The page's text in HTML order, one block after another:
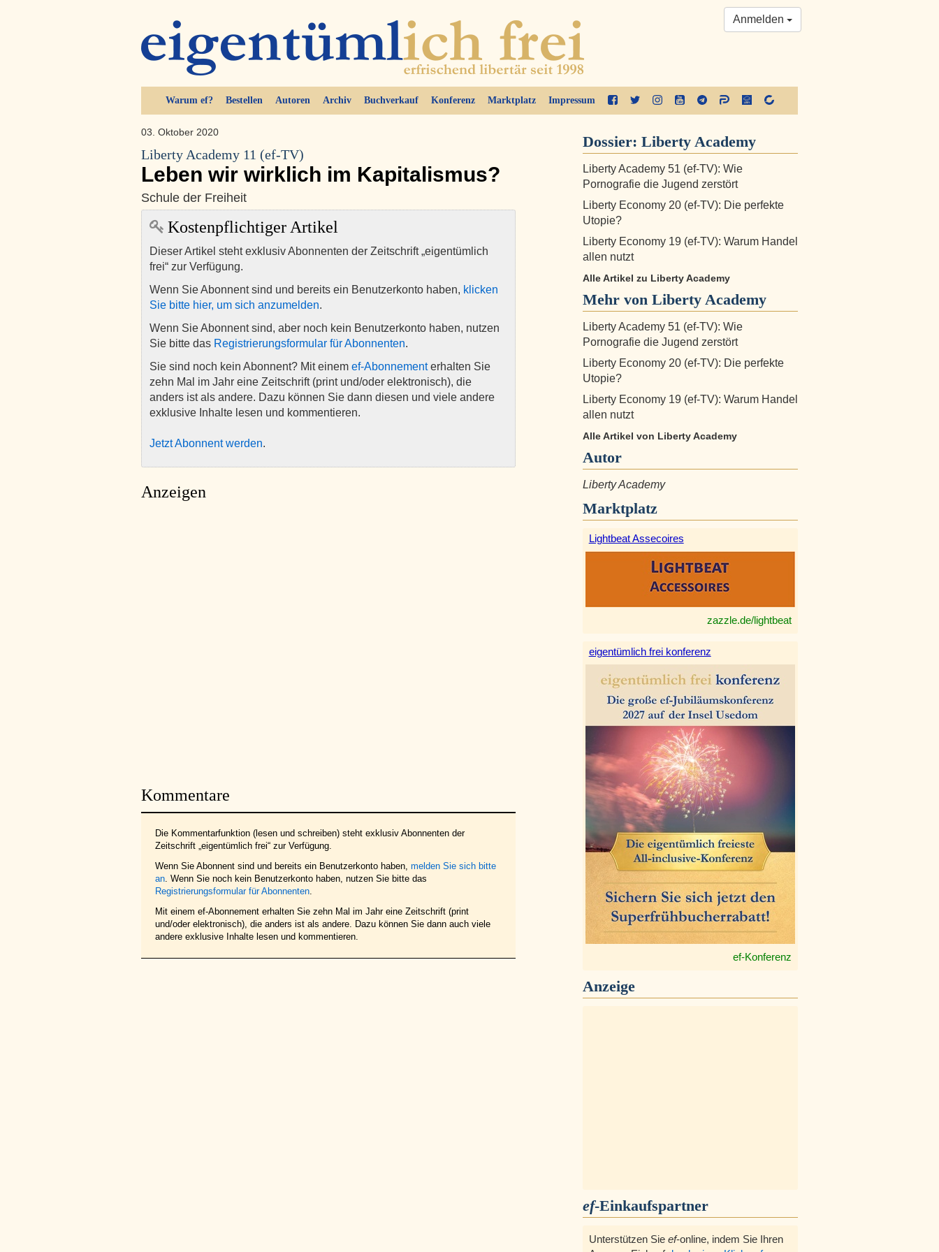
Warum ef? Bestellen Autoren Archiv Buchverkauf Konferenz Marktplatz Impressum
Anmelden
03. Oktober 2020
Liberty Academy 11 (ef-TV)
Leben wir wirklich im Kapitalismus?
Schule der Freiheit
Kostenpflichtiger Artikel
Dieser Artikel steht exklusiv Abonnenten der Zeitschrift „eigentümlich
frei“ zur Verfügung.
Wenn Sie Abonnent sind und bereits ein Benutzerkonto haben, klicken
Sie bitte hier, um sich anzumelden.
Wenn Sie Abonnent sind, aber noch kein Benutzerkonto haben, nutzen
Sie bitte das Registrierungsformular für Abonnenten.
Sie sind noch kein Abonnent? Mit einem ef-Abonnementerhalten Sie
zehn Mal im Jahr eine Zeitschrift (print und/oder elektronisch), die
anders ist als andere. Dazu können Sie dann diesen und viele andere
exklusive Inhalte lesen und kommentieren.
Jetzt Abonnent werden.
Anzeigen
Kommentare
Die Kommentarfunktion (lesen und schreiben) steht exklusiv Abonnenten der
Zeitschrift „eigentümlich frei“ zur Verfügung.
Wenn Sie Abonnent sind und bereits ein Benutzerkonto haben, melden Sie sich bitte
an. Wenn Sie noch kein Benutzerkonto haben, nutzen Sie bitte das
Registrierungsformular für Abonnenten.
Mit einem ef-Abonnement erhalten Sie zehn Mal im Jahr eine Zeitschrift (print
und/oder elektronisch), die anders ist als andere. Dazu können Sie dann auch viele
andere exklusive Inhalte lesen und kommentieren.
Dossier: Liberty Academy
Liberty Academy 51 (ef-TV): Wie
Pornografie die Jugend zerstört
Liberty Economy 20 (ef-TV): Die perfekte
Utopie?
Liberty Economy 19 (ef-TV): Warum Handel
allen nutzt
Alle Artikel zu Liberty Academy
Mehr von Liberty Academy
Liberty Academy 51 (ef-TV): Wie
Pornografie die Jugend zerstört
Liberty Economy 20 (ef-TV): Die perfekte
Utopie?
Liberty Economy 19 (ef-TV): Warum Handel
allen nutzt
Alle Artikel von Liberty Academy
Autor
Liberty Academy
Marktplatz
Lightbeat Assecoires
zazzle.de/lightbeat
eigentümlich frei konferenz
ef-Konferenz
Anzeige
ef-Einkaufspartner
Unterstützen Sie ef-online, indem Sie Ihren